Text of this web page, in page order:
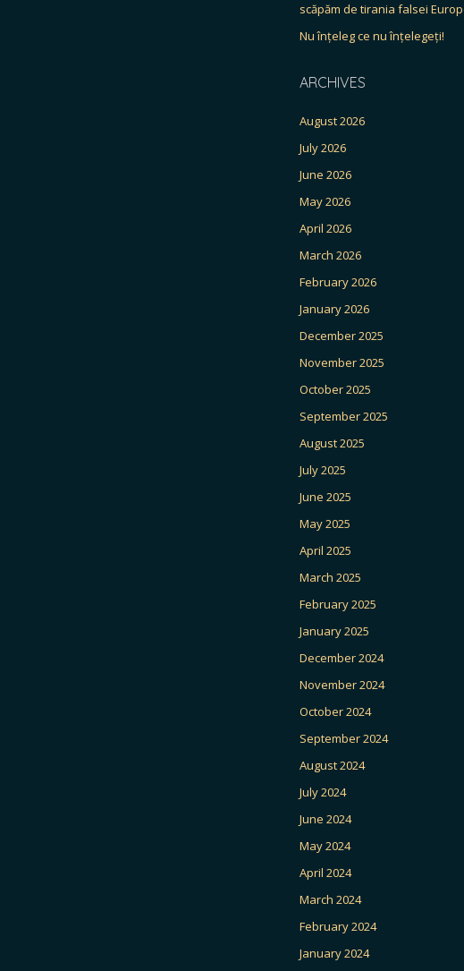
scăpăm de tirania falsei
Nu înțeleg ce nu înțelegeți!
ARCHIVES
August 2026
July 2026
June 2026
May 2026
April 2026
March 2026
February 2026
January 2026
December 2025
November 2025
October 2025
September 2025
August 2025
July 2025
June 2025
May 2025
April 2025
March 2025
February 2025
January 2025
December 2024
November 2024
October 2024
September 2024
August 2024
July 2024
June 2024
May 2024
April 2024
March 2024
February 2024
January 2024